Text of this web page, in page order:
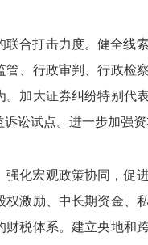
联合打击力度。健全线
管、行政审判、行政检
。加大证券纠纷特别代
讼试点。进一步加强
强化宏观政策协同，促
权激励、中长期资金、
财税体系。建立央地和